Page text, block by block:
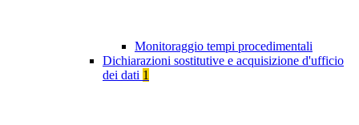
Monitoraggio tempi procedimentali
Dichiarazioni sostitutive e acquisizione d'ufficio
dei dati 1